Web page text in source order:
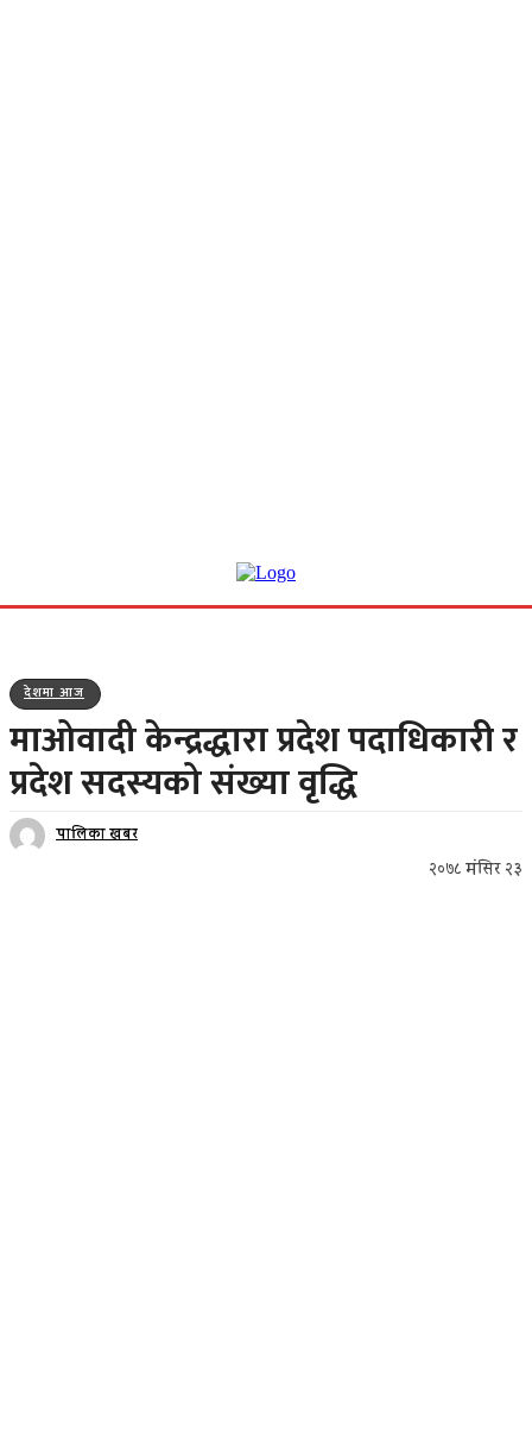
देशमा आज
माओवादी केन्द्रद्धारा प्रदेश पदाधिकारी र
प्रदेश सदस्यको संख्या वृद्धि
पालिका खबर
२०७८ मंसिर २३